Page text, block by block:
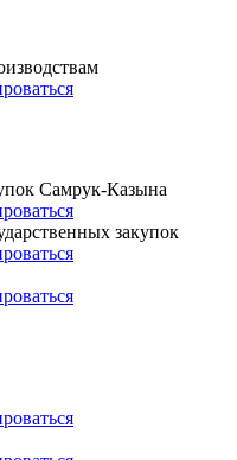
Самрук-Казына
закупок